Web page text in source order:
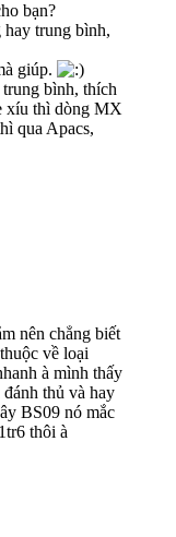
bạn?
trung bình,
giúp.
bình, thích
xíu thì dòng MX
qua Apacs,
nên chẳng biết
về loại
à mình thấy
thủ và hay
BS09 nó mắc
thôi à